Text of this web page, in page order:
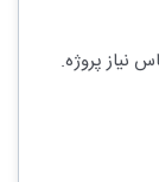
نیاز پروژه.